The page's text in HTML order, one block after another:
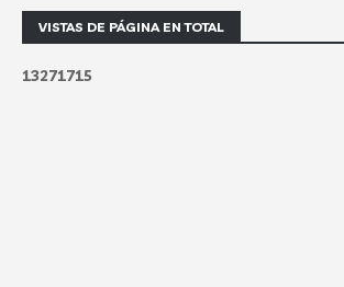
VISTAS DE PÁGINA EN TOTAL
13271715